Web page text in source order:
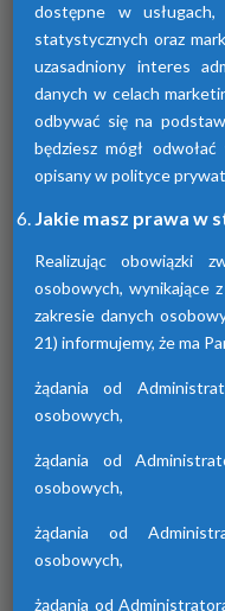
Urządzenia te
powietrza za
dostępne w
Osuszacze
dostępne w
statystycznych oraz
uzasadniony interes
danych w celach
odbywać się na
będziesz mógł
opisany w polityce
Jakie masz prawa w
Realizując obowiązki
osobowych, wynikające
zakresie danych
21) informujemy, że ma
żądania od
osobowych,
żądania od
osobowych,
żądania od
osobowych,
żądania od